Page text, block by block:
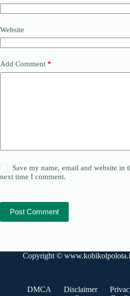
Website
Add Comment *
Save my name, email and website in
next time I comment.
Post Comment
Copyright ©
DMCA Disclaimer